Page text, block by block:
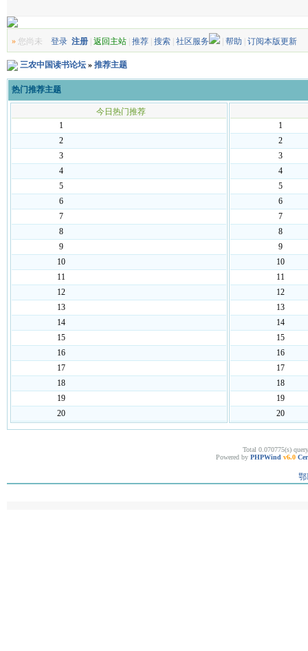
»您尚未 登录 注册| 返回主站| 推荐| 搜索| 社区服务 | 帮助 订阅本版更新
三农中国读书论坛» 推荐主题
热门推荐主题
今日热门推荐
1
2
3
4
5
6
7
8
9
10
11
12
13
14
15
16
17
18
19
20
1
2
3
4
5
6
7
8
9
10
11
12
13
14
15
16
17
18
19
20
Total 0.070775(s)
Powered by PHPWind v6.0
鄂